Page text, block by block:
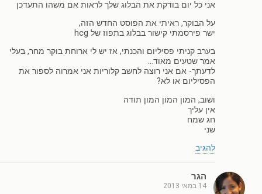
אני כל יום בודקת את הבלוג שלך לראות אם משהו התעדכן
על הבוקר, ראיתי את הפוסט החדש הזה,
ישר פירסמתי קישור בבלוג בתפוז של hcg
בערב קניתי פסיליום והכנתי, אז יש לי ארוחת בוקר מחר, בעלי
אמר שטעים מאוד…
לדעתך- אם אני רוצה לחשב קלוריות אני אמרוה לספור את
הפסיליום או לא?
ושוב, המון המון המון תודה
אין עליך
חג שמח
שני
להגיב
הגר
14 במאי 2013